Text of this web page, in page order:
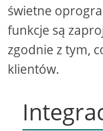
świetne
funkcje są
zgodnie z tym,
klientów.